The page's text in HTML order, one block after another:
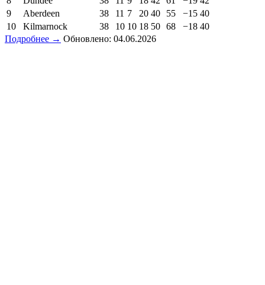
9
Aberdeen 38 11 7 20 40 55 −15 40
10
Kilmarnock 38 10 10 18 50 68 −18 40
Подробнее → Обновлено: 04.06.2026